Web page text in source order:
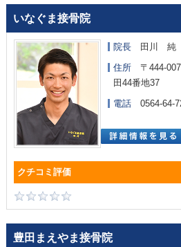
いなぐま接骨院
院長田川 純
住所〒444-
田44番地37
電話0564-64-
豊田まえやま接骨院